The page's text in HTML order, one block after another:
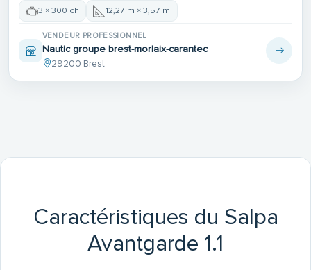
3 × 300 ch 12,27 m × 3,57 m
VENDEUR PROFESSIONNEL
Nautic groupe brest-morlaix-carantec
29200 Brest
Caractéristiques du Salpa
Avantgarde 1.1